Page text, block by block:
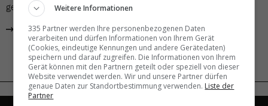
gesuchte Promotion ist vermutlich bereits abgelaufen.
zur Startseite
back to top
Weitere Informationen
335 Partner werden Ihre personenbezogenen Daten
verarbeiten und dürfen Informationen von Ihrem Gerät
(Cookies, eindeutige Kennungen und andere Gerätedaten)
speichern und darauf zugreifen. Die Informationen von Ihrem
Gerät können mit den Partnern geteilt oder speziell von dieser
Website verwendet werden. Wir und unsere Partner dürfen
genaue Daten zur Standortbestimmung verwenden. Liste der
Partner